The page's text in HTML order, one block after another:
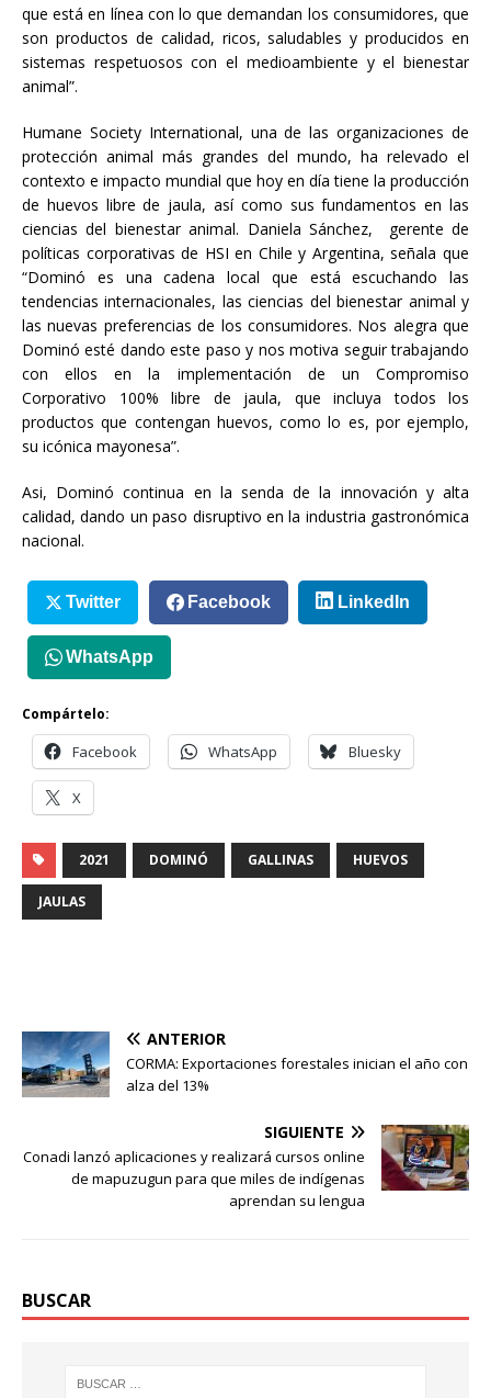
que está en línea con lo que demandan los consumidores, que
son productos de calidad, ricos, saludables y producidos en
sistemas respetuosos con el medioambiente y el bienestar
animal”.
Humane Society International, una de las organizaciones de
protección animal más grandes del mundo, ha relevado el
contexto e impacto mundial que hoy en día tiene la producción
de huevos libre de jaula, así como sus fundamentos en las
ciencias del bienestar animal. Daniela Sánchez, gerente de
políticas corporativas de HSI en Chile y Argentina, señala que
“Dominó es una cadena local que está escuchando las
tendencias internacionales, las ciencias del bienestar animal y
las nuevas preferencias de los consumidores. Nos alegra que
Dominó esté dando este paso y nos motiva seguir trabajando
con ellos en la implementación de un Compromiso
Corporativo 100% libre de jaula, que incluya todos los
productos que contengan huevos, como lo es, por ejemplo,
su icónica mayonesa”.
Asi, Dominó continua en la senda de la innovación y alta
calidad, dando un paso disruptivo en la industria gastronómica
nacional.
Twitter Facebook LinkedIn
WhatsApp
Compártelo:
Facebook WhatsApp Bluesky
X
2021 DOMINÓ GALLINAS HUEVOS
JAULAS
ANTERIOR
CORMA: Exportaciones forestales inician el año con
alza del 13%
SIGUIENTE
Conadi lanzó aplicaciones y realizará cursos online
de mapuzugun para que miles de indígenas
aprendan su lengua
BUSCAR